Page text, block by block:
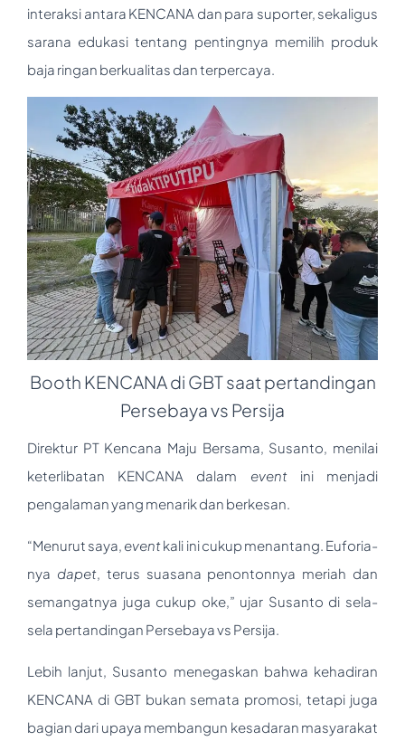
interaksi antara KENCANA dan para suporter, sekaligus
sarana edukasi tentang pentingnya memilih produk
baja ringan berkualitas dan terpercaya.
Booth KENCANA di GBT saat pertandingan
Persebaya vs Persija
Direktur PT Kencana Maju Bersama, Susanto, menilai
keterlibatan KENCANA dalam event ini menjadi
pengalaman yang menarik dan berkesan.
“Menurut saya, eventkali ini cukup menantang. Euforia-
nya dapet, terus suasana penontonnya meriah dan
semangatnya juga cukup oke,” ujar Susanto di sela-
sela pertandingan Persebaya vs Persija.
Lebih lanjut, Susanto menegaskan bahwa kehadiran
KENCANA di GBT bukan semata promosi, tetapi juga
bagian dari upaya membangun kesadaran masyarakat